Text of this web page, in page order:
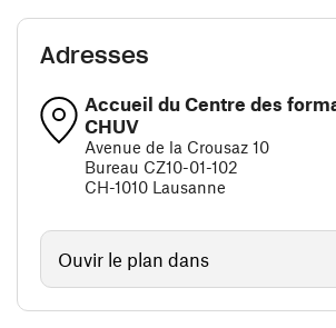
Adresses
Accueil du Centre des
CHUV
Avenue de la Crousaz 10
Bureau CZ10-01-102
CH-1010 Lausanne
Ouvir le plan dans